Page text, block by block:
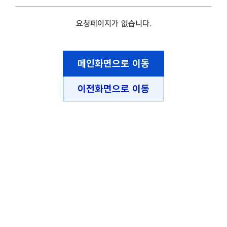
요청페이지가 없습니다.
메인화면으로 이동
이전화면으로 이동